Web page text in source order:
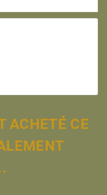
ACHETÉ CE